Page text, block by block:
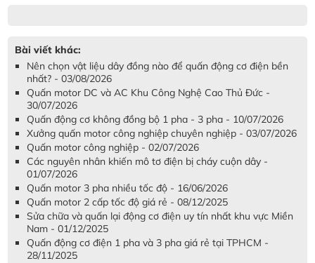
Bài viết khác:
Nên chọn vật liệu dây đồng nào để quấn động cơ điện bền
nhất? - 03/08/2026
Quấn motor DC và AC Khu Công Nghệ Cao Thủ Đức -
30/07/2026
Quấn động cơ không đồng bộ 1 pha - 3 pha - 10/07/2026
Xưởng quấn motor công nghiệp chuyên nghiệp - 03/07/2026
Quấn motor công nghiệp - 02/07/2026
Các nguyên nhân khiến mô tơ điện bị cháy cuộn dây -
01/07/2026
Quấn motor 3 pha nhiều tốc độ - 16/06/2026
Quấn motor 2 cấp tốc độ giá rẻ - 08/12/2025
Sửa chữa và quấn lại động cơ điện uy tín nhất khu vực Miền
Nam - 01/12/2025
Quấn động cơ điện 1 pha và 3 pha giá rẻ tại TPHCM -
28/11/2025